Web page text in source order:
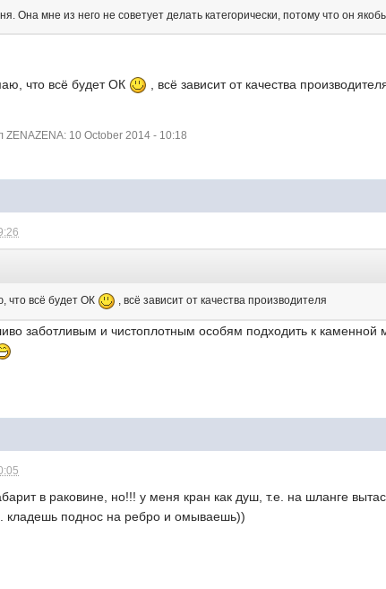
Она мне из него не советует делать категорически, потому что он
что всё будет ОК , всё зависит от качества
10 October 2014 - 10:18
что всё будет ОК , всё зависит от качества производителя
заботливым и чистоплотным особям подходить к
в раковине, но!!! у меня кран как душ, т.е. на шланге
кладешь поднос на ребро и омываешь))